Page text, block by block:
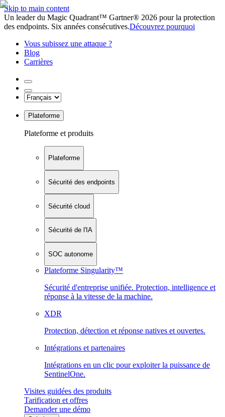
Skip to main content
Un leader du Magic Quadrant™ Gartner® 2026 pour la protection
des endpoints. Six années consécutives.Découvrez pourquoi
Vous subissez une attaque ?
Blog
Carrières
Plateforme
Plateforme et produits
Plateforme
Sécurité des endpoints
Sécurité cloud
Sécurité de l'IA
SOC autonome
Plateforme Singularity™
Sécurité d'entreprise unifiée. Protection, intelligence et
réponse à la vitesse de la machine.
XDR
Protection, détection et réponse natives et ouvertes.
Intégrations et partenaires
Intégrations en un clic pour exploiter la puissance de
SentinelOne.
Visites guidées des produits
Tarification et offres
Demander une démo